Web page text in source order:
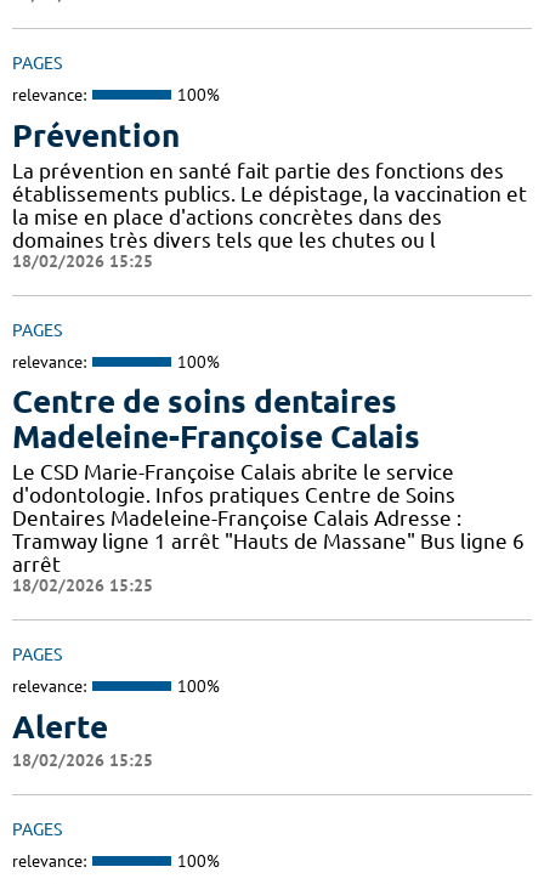
PAGES
relevance: 100%
Prévention
La prévention en santé fait partie des fonctions des
établissements publics. Le dépistage, la vaccination et
la mise en place d'actions concrètes dans des
domaines très divers tels que les chutes ou l
18/02/2026 15:25
PAGES
relevance: 100%
Centre de soins dentaires
Madeleine-Françoise Calais
Le CSD Marie-Françoise Calais abrite le service
d'odontologie. Infos pratiques Centre de Soins
Dentaires Madeleine-Françoise Calais Adresse :
Tramway ligne 1 arrêt "Hauts de Massane" Bus ligne 6
arrêt
18/02/2026 15:25
PAGES
relevance: 100%
Alerte
18/02/2026 15:25
PAGES
relevance: 100%